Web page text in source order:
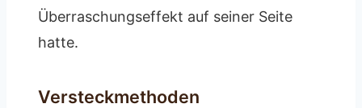
Überraschungseffekt auf seiner Seite
hatte.
Versteckmethoden